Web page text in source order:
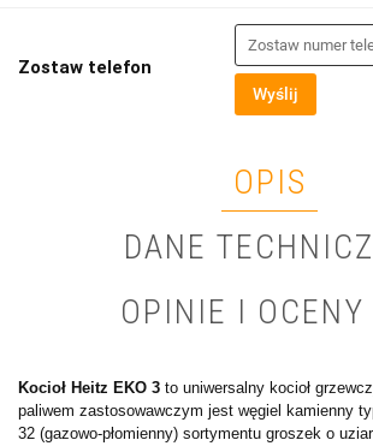
Zostaw telefon
Wyślij
OPIS
DANE
OPINIE I
Kocioł Heitz EKO 3 to uniwersalny kocioł
paliwem zastosowawczym jest węgiel kamienny
32 (gazowo-płomienny) sortymentu groszek o